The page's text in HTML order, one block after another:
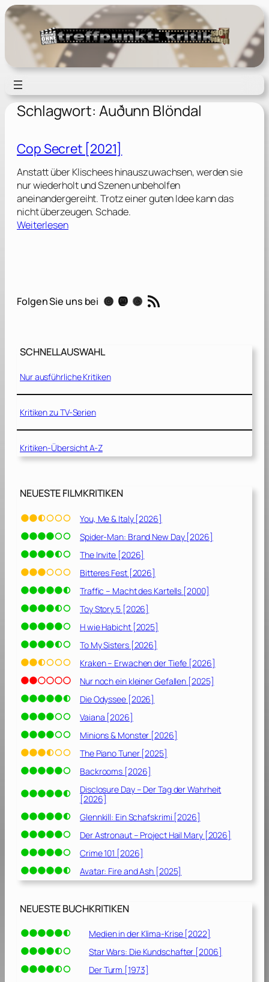
Zum
Inhalt
springen
Schlagwort: Auðunn Blöndal
Cop Secret [2021]
Anstatt über Klischees hinauszuwachsen, werden sie
nur wiederholt und Szenen unbeholfen
aneinandergereiht. Trotz einer guten Idee kann das
nicht überzeugen. Schade.
Weiterlesen:
c
[
0
2
1
Folgen Sie uns bei Instagram Mastodon Threads RSS-Feed
SCHNELLAUSWAHL
Nur ausführliche Kritiken
Kritiken zu TV-Serien
Kritiken-Übersicht A-Z
NEUESTE FILMKRITIKEN
You, Me & Italy [2026]
Spider-Man: Brand New Day [2026]
The Invite [2026]
Bitteres Fest [2026]
Traffic – Macht des Kartells [2000]
Toy Story 5 [2026]
H wie Habicht [2025]
To My Sisters [2026]
Kraken – Erwachen der Tiefe [2026]
Nur noch ein kleiner Gefallen [2025]
Die Odyssee [2026]
Vaiana [2026]
Minions & Monster [2026]
The Piano Tuner [2025]
Backrooms [2026]
Disclosure Day – Der Tag der Wahrheit
[2026]
Glennkill: Ein Schafskrimi [2026]
Der Astronaut – Project Hail Mary [2026]
Crime 101 [2026]
Avatar: Fire and Ash [2025]
NEUESTE BUCHKRITIKEN
Medien in der Klima-Krise [2022]
Star Wars: Die Kundschafter [2006]
Der Turm [1973]